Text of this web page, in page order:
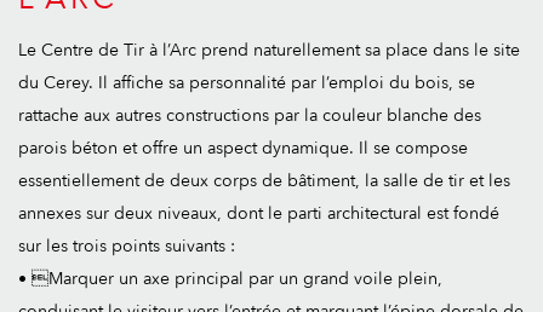
Le Centre de Tir à l’Arc prend naturellement sa place dans le site
du Cerey. Il affiche sa personnalité par l’emploi du bois, se
rattache aux autres constructions par la couleur blanche des
parois béton et offre un aspect dynamique. Il se compose
essentiellement de deux corps de bâtiment, la salle de tir et les
annexes sur deux niveaux, dont le parti architectural est fondé
sur les trois points suivants :
• Marquer un axe principal par un grand voile plein,